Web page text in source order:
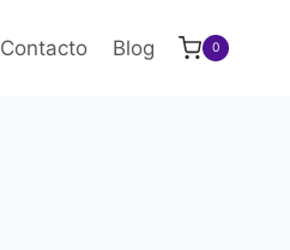
Contacto Blog 0